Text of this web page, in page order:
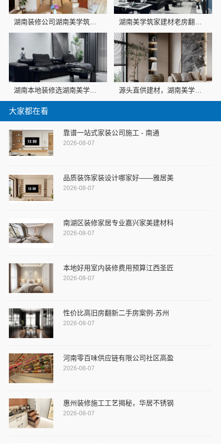
湖南装修公司湖南美学筑家建材老房翻新省心省力
湖南本地装修选湖南美学筑家建材商铺装修
大家都在看
靠谱一站式家装公司施工 - 南通
2026-08-07
品质装饰家装设计哪家好——雅居美
2026-08-07
南湖区装修家居专业嘉兴家美建材科
2026-08-07
本地好用室内装修费用预算江西圣匠
2026-08-07
性价比高旧房翻新二手房案例-苏州
2026-08-07
河南零百味供应链有限公司社区高盈
2026-08-07
惠州装修施工工艺揭秘，华居不锈钢
2026-08-07